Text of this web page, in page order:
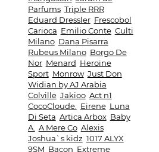
Parfums Triple RRR
Eduard Dressler Frescobol
Carioca Emilio Conte Culti
Milano Dana Pisarra
Rubeus Milano Borgo De
Nor Menard Heroine
Sport Monrow Just Don
Widian by AJ Arabia
Colville Jakioo Act n1
CocoCloude.
Eirene Luna
Di Seta Artica Arbox Baby
A. A Mere Co Alexis
Joshua`s kidz 1017 ALYX
9SM Bacon Extreme